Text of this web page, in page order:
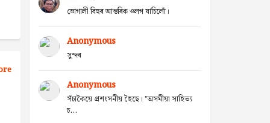
ভোগালী বিহুৰ আন্তৰিক ওলগ যাচিলোঁ।
Anonymous
সুন্দৰ
Anonymous
সঁচাকৈয়ে প্ৰশংসনীয় হৈছে। "অসমীয়া সাহিত্য
চ...